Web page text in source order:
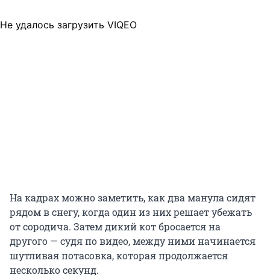
Не удалось загрузить VIQEO
На кадрах можно заметить, как два манула сидят
рядом в снегу, когда один из них решает убежать
от сородича. Затем дикий кот бросается на
другого — судя по видео, между ними начинается
шутливая потасовка, которая продолжается
несколько секунд.